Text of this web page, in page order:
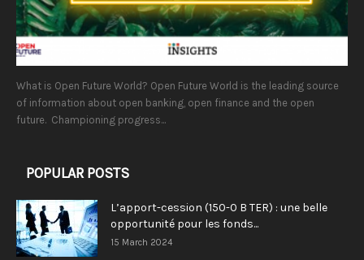
What is Open Future World? Open Future World is the leading source
of information about open banking, open finance and the open
future. Championing progress...
POPULAR POSTS
L’apport-cession (150-0 B TER) : une belle
opportunité pour les fonds...
15 March 2024